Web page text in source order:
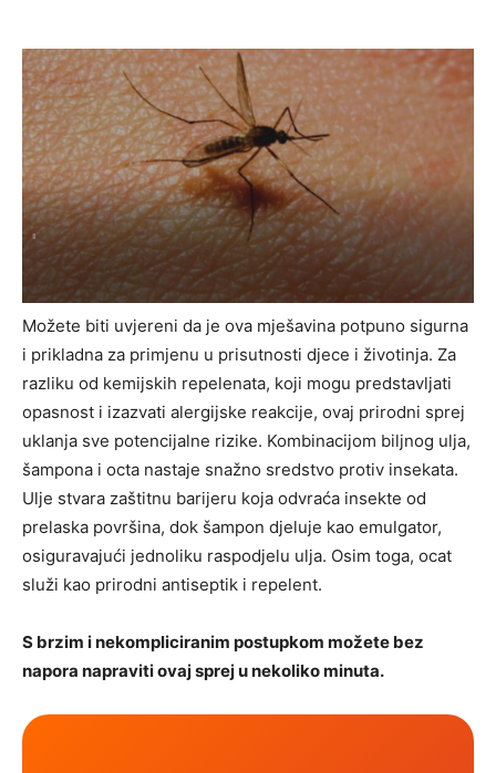
Možete biti uvjereni da je ova mješavina potpuno sigurna
i prikladna za primjenu u prisutnosti djece i životinja. Za
razliku od kemijskih repelenata, koji mogu predstavljati
opasnost i izazvati alergijske reakcije, ovaj prirodni sprej
uklanja sve potencijalne rizike. Kombinacijom biljnog ulja,
šampona i octa nastaje snažno sredstvo protiv insekata.
Ulje stvara zaštitnu barijeru koja odvraća insekte od
prelaska površina, dok šampon djeluje kao emulgator,
osiguravajući jednoliku raspodjelu ulja. Osim toga, ocat
služi kao prirodni antiseptik i repelent.
S brzim i nekompliciranim postupkom možete bez
napora napraviti ovaj sprej u nekoliko minuta.